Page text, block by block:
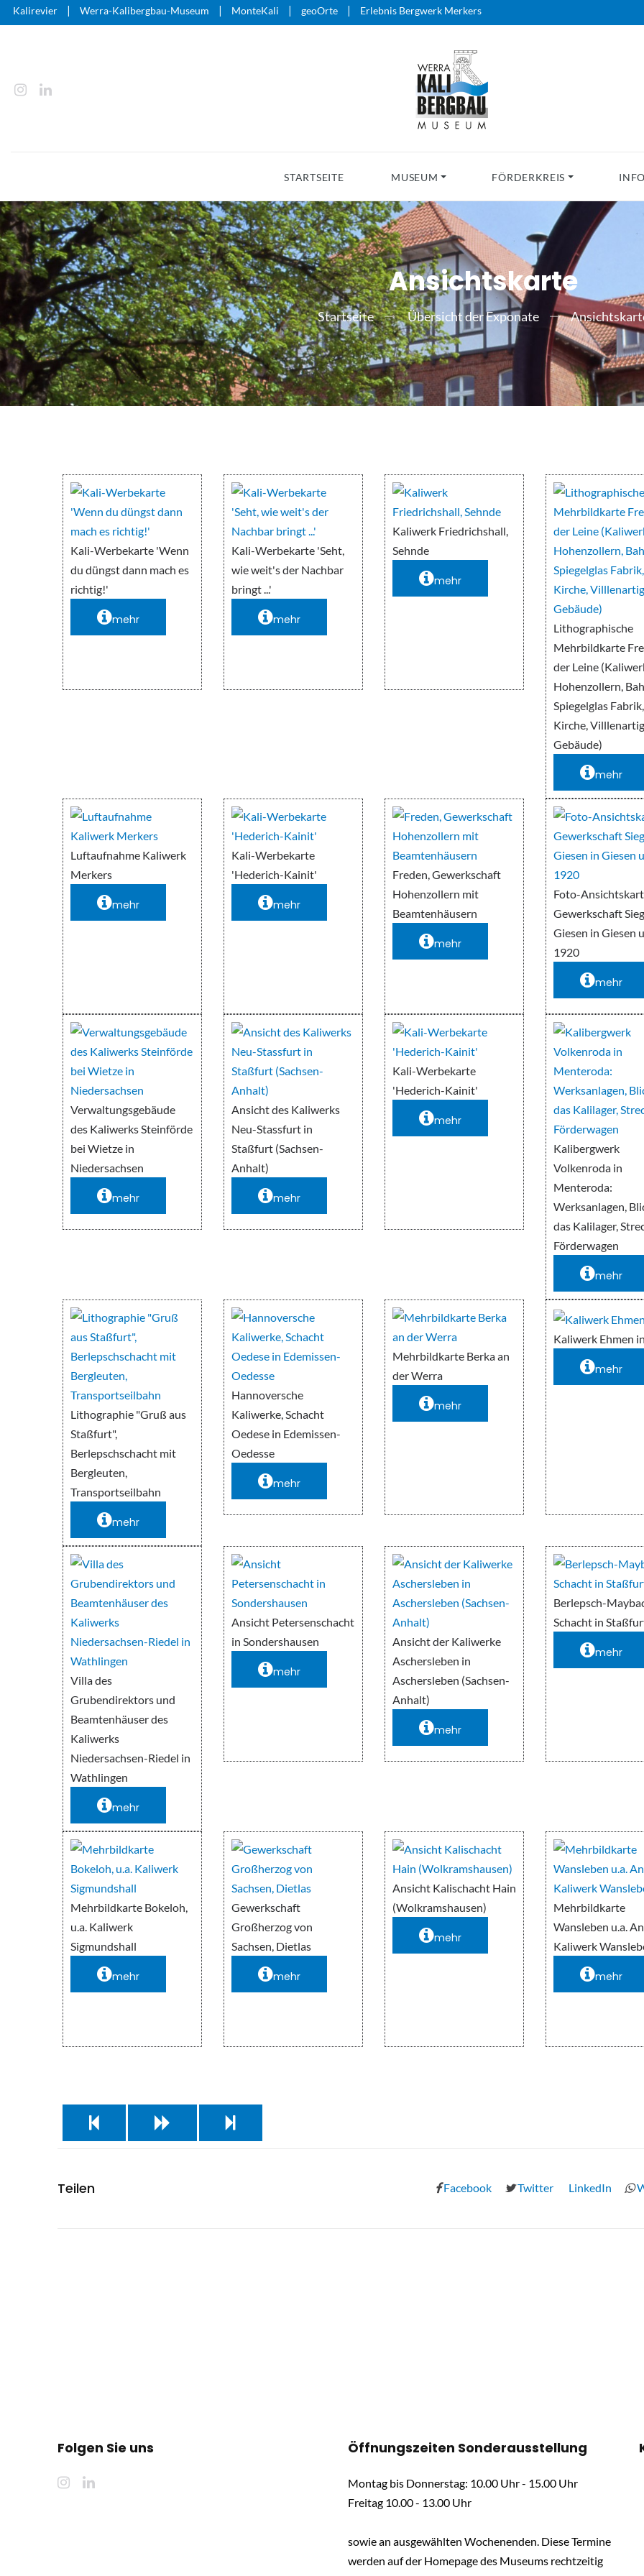
Kalirevier | Werra-Kalibergbau-Museum | MonteKali | geoOrte | Erlebnis Bergwerk Merkers
STARTSEITE MUSEUM FÖRDERKREIS
Ansichtskarte
Startseite Übersicht der Exponate
Kali-Werbekarte 'Wenn
du düngst dann mach es
richtig!'
mehr
Kali-Werbekarte 'Seht,
wie weit's der Nachbar
bringt ...'
mehr
Kaliwerk Friedrichshall,
Sehnde
mehr
Lithographische
Mehrbildkarte
der Leine
Hohenzollern,
Spiegelglas Fabrik,
Kirche,
Gebäude)
mehr
Luftaufnahme Kaliwerk
Merkers
mehr
Kali-Werbekarte
'Hederich-Kainit'
mehr
Freden, Gewerkschaft
Hohenzollern mit
Beamtenhäusern
mehr
Foto-
Gewerkschaft
Giesen in Giesen
1920
mehr
Verwaltungsgebäude
des Kaliwerks Steinförde
bei Wietze in
Niedersachsen
mehr
Ansicht des Kaliwerks
Neu-Stassfurt in
Staßfurt (Sachsen-
Anhalt)
mehr
Kali-Werbekarte
'Hederich-Kainit'
mehr
Kalibergwerk
Volkenroda in
Menteroda:
Werksanlagen,
das Kalilager,
Förderwagen
mehr
Lithographie "Gruß aus
Staßfurt",
Berlepschschacht mit
Bergleuten,
Transportseilbahn
mehr
Hannoversche
Kaliwerke, Schacht
Oedese in Edemissen-
Oedesse
mehr
Mehrbildkarte Berka an
der Werra
mehr
Kaliwerk Ehmen in
mehr
Villa des
Grubendirektors und
Beamtenhäuser des
Kaliwerks
Niedersachsen-Riedel in
Wathlingen
mehr
Ansicht Petersenschacht
in Sondershausen
mehr
Ansicht der Kaliwerke
Aschersleben in
Aschersleben (Sachsen-
Anhalt)
mehr
Berlepsch-
Schacht in
mehr
Mehrbildkarte Bokeloh,
u.a. Kaliwerk
Sigmundshall
mehr
Gewerkschaft
Großherzog von
Sachsen, Dietlas
mehr
Ansicht Kalischacht Hain
(Wolkramshausen)
mehr
Mehrbildkarte
Wansleben u.a.
Kaliwerk
mehr
Teilen Facebook Twitter LinkedIn
Folgen Sie uns Öffnungszeiten Sonderausstellung
Montag bis Donnerstag: 10.00 Uhr - 15.00 Uhr
Freitag 10.00 - 13.00 Uhr
sowie an ausgewählten Wochenenden. Diese Termine
werden auf der Homepage des Museums rechtzeitig